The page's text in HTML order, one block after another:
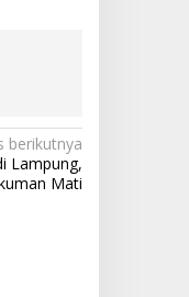
berikutnya
Lampung,
Mati